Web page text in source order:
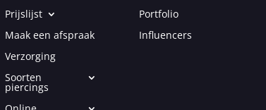
Prijslijst
Maak een afspraak
Verzorging
Soorten
piercings
Portfolio
Influencers